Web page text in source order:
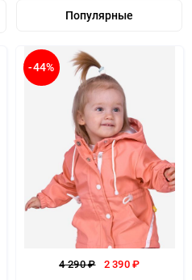
-44%
4 290 ₽ 2 390 ₽